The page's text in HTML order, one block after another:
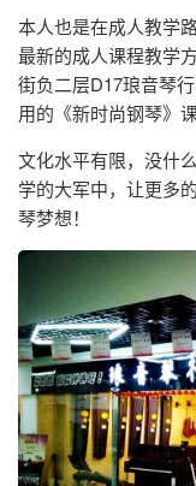
本人也是在成人教学
最新的成人课程教学
街负二层D17琅音琴
用的《新时尚钢琴》
文化水平有限，没什
学的大军中，让更多
琴梦想！